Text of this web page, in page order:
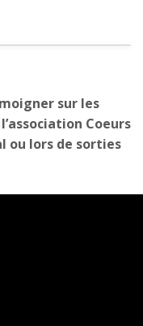
sur les
Coeurs
ou lors de sorties